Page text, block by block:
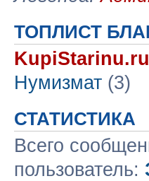
ТОПЛИСТ
KupiStarinu.ru
Нумизмат (3)
СТАТИСТИКА
Всего
пользователь: